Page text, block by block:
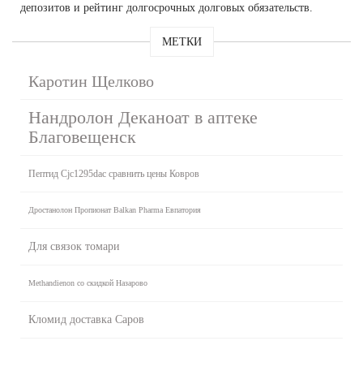
депозитов и рейтинг долгосрочных долговых обязательств.
МЕТКИ
Каротин Щелково
Нандролон Деканоат в аптеке
Благовещенск
Пептид Cjc1295dac сравнить цены Ковров
Дростанолон Пропионат Balkan Pharma Евпатория
Для связок томари
Methandienon со скидкой Назарово
Кломид доставка Саров